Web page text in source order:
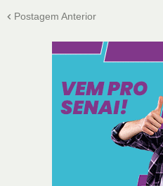
Postagem Anterior